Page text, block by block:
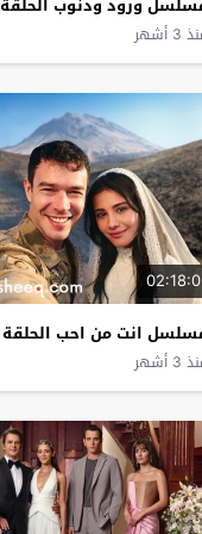
أشهر
انت من احب الحلقة 14
أشهر